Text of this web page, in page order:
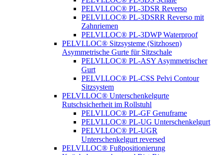
PELVI.LOC® PL-3DSR Reverso
PELVI.LOC® PL-3DSRR Reverso mit
Zahnriemen
PELVI.LOC® PL-3DWP Waterproof
PELVI.LOC® Sitzsysteme (Sitzhosen)
Asymmetrische Gurte für Sitzschale
PELVI.LOC® PL-ASY Asymmetrischer
Gurt
PELVI.LOC® PL-CSS Pelvi Contour
Sitzsystem
PELVI.LOC® Unterschenkelgurte
Rutschsicherheit im Rollstuhl
PELVI.LOC® PL-GF Genuframe
PELVI.LOC® PL-UG Unterschenkelgurt
PELVI.LOC® PL-UGR
Unterschenkelgurt reversed
PELVI.LOC® Fußpositionierung